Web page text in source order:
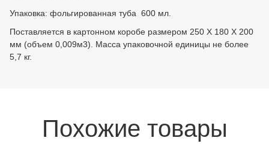
Упаковка: фольгированная туба 600 мл.
Поставляется в картонном коробе размером 250 Х 180 Х 200
мм (объем 0,009м3). Масса упаковочной единицы не более
5,7 кг.
Похожие товары